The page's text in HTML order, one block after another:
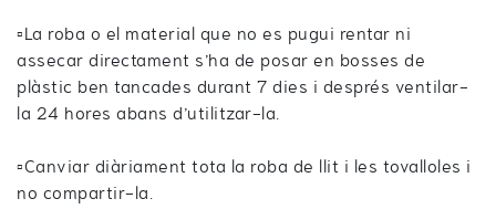
▫️La roba o el material que no es pugui rentar ni
assecar directament s’ha de posar en bosses de
plàstic ben tancades durant 7 dies i després ventilar-
la 24 hores abans d’utilitzar-la.
▫️Canviar diàriament tota la roba de llit i les tovalloles i
no compartir-la.